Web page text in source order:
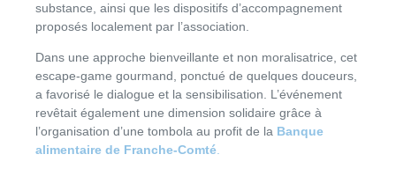
substance, ainsi que les dispositifs d’accompagnement
proposés localement par l’association.
Dans une approche bienveillante et non moralisatrice, cet
escape-game gourmand, ponctué de quelques douceurs,
a favorisé le dialogue et la sensibilisation. L’événement
revêtait également une dimension solidaire grâce à
l’organisation d’une tombola au profit de la Banque
alimentaire de Franche-Comté.